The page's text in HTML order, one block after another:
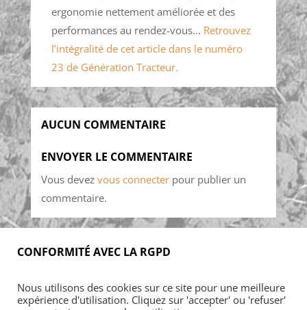
ergonomie nettement améliorée et des
performances au rendez-vous… Retrouvez
l’intégralité de cet article dans le numéro
23 de Génération Tracteur.
AUCUN COMMENTAIRE
ENVOYER LE COMMENTAIRE
Vous devez vous connecterpour publier un
commentaire.
Foires & manifestations
Petites annonces
CONFORMITÉ AVEC LA RGPD
Nous utilisons des cookies sur ce site pour une meilleure
expérience d'utilisation. Cliquez sur 'accepter' ou 'refuser'